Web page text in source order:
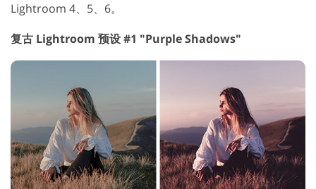
Lightroom 4、5、6。
复古 Lightroom 预设 #1 "Purple Shadows"